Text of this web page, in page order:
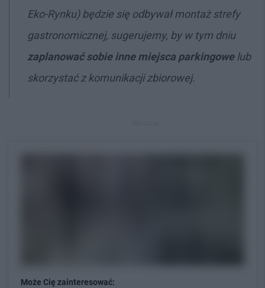
Eko-Rynku) będzie się odbywał montaż strefy
gastronomicznej, sugerujemy, by w tym dniu
zaplanować sobie inne miejsca parkingowelub
skorzystać z komunikacji zbiorowej.
Może Cię zainteresować: